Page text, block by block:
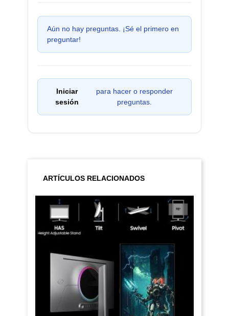
Aún no hay preguntas. ¡Sé el primero en
preguntar!
Iniciar
sesión
para hacer o responder
preguntas.
ARTÍCULOS RELACIONADOS